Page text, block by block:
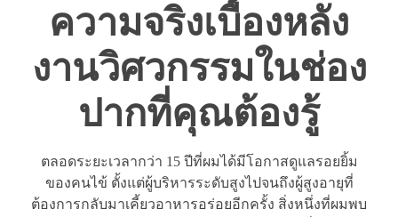
ความจริงเบื้องหลัง
งานวิศวกรรมในช่อง
ปากที่คุณต้องรู้
ตลอดระยะเวลากว่า 15 ปีที่ผมได้มีโอกาสดูแลรอยยิ้ม
ของคนไข้ ตั้งแต่ผู้บริหารระดับสูงไปจนถึงผู้สูงอายุที่
ต้องการกลับมาเคี้ยวอาหารอร่อยอีกครั้ง สิ่งหนึ่งที่ผมพบ